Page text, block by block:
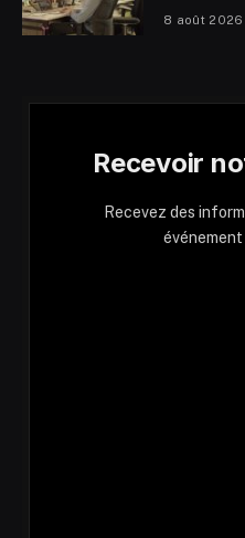
8 août 2026
Recevoir
Recevez des